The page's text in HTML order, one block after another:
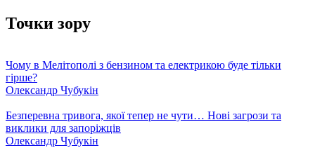
Точки зору
Чому в Мелітополі з бензином та електрикою буде тільки
гірше?
Олександр Чубукін
Безперевна тривога, якої тепер не чути… Нові загрози та
виклики для запоріжців
Олександр Чубукін